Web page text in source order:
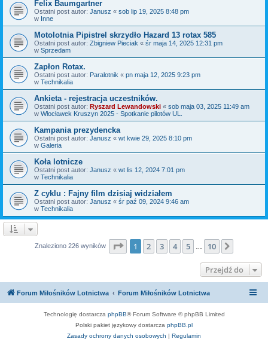
Felix Baumgartner
Ostatni post autor: Janusz « sob lip 19, 2025 8:48 pm
w Inne
Motolotnia Pipistrel skrzydło Hazard 13 rotax 585
Ostatni post autor: Zbigniew Pieciak « śr maja 14, 2025 12:31 pm
w Sprzedam
Zapłon Rotax.
Ostatni post autor: Paralotnik « pn maja 12, 2025 9:23 pm
w Technikalia
Ankieta - rejestracja uczestników.
Ostatni post autor: Ryszard Lewandowski « sob maja 03, 2025 11:49 am
w Włocławek Kruszyn 2025 - Spotkanie pilotów UL.
Kampania prezydencka
Ostatni post autor: Janusz « wt kwie 29, 2025 8:10 pm
w Galeria
Koła lotnicze
Ostatni post autor: Janusz « wt lis 12, 2024 7:01 pm
w Technikalia
Z cyklu : Fajny film dzisiaj widziałem
Ostatni post autor: Janusz « śr paź 09, 2024 9:46 am
w Technikalia
Znaleziono 226 wyników Strona z10
1 2 3 4 5 10
Przejdź do
Forum Miłośników Lotnictwa Forum Miłośników Lotnictwa
Technologię dostarcza phpBB® Forum Software © phpBB Limited
Polski pakiet językowy dostarcza phpBB.pl
Zasady ochrony danych osobowych | Regulamin